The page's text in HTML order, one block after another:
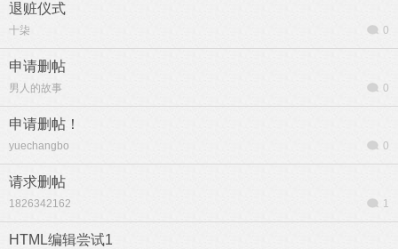
退赃仪式
十柒 0
申请删帖
男人的故事 0
申请删帖！
yuechangbo 0
请求删帖
1826342162 1
HTML编辑尝试1